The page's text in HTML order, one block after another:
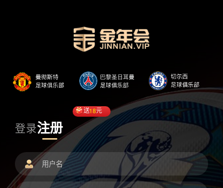
登录注册
送18元